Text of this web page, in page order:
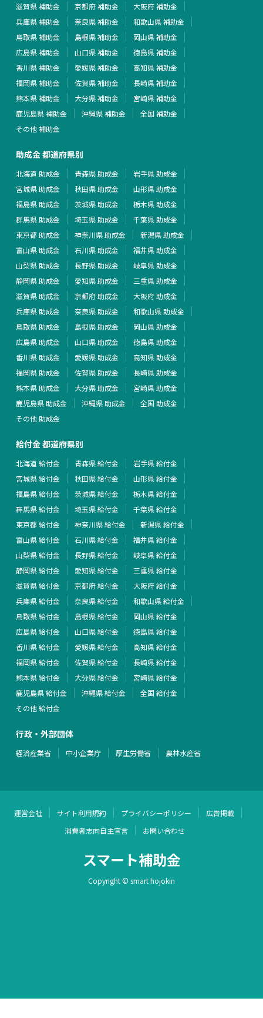
滋賀県 補助金
京都府 補助金
大阪府 補助金
兵庫県 補助金
奈良県 補助金
和歌山県 補助金
鳥取県 補助金
島根県 補助金
岡山県 補助金
広島県 補助金
山口県 補助金
徳島県 補助金
香川県 補助金
愛媛県 補助金
高知県 補助金
福岡県 補助金
佐賀県 補助金
長崎県 補助金
熊本県 補助金
大分県 補助金
宮崎県 補助金
鹿児島県 補助金
沖縄県 補助金
全国 補助金
その他 補助金
助成金 都道府県別
北海道 助成金 青森県 助成金
岩手県 助成金
宮城県 助成金
秋田県 助成金
山形県 助成金
福島県 助成金
茨城県 助成金
栃木県 助成金
群馬県 助成金
埼玉県 助成金
千葉県 助成金
東京都 助成金
神奈川県 助成金
新潟県 助成金
富山県 助成金
石川県 助成金
福井県 助成金
山梨県 助成金
長野県 助成金
岐阜県 助成金
静岡県 助成金
愛知県 助成金
三重県 助成金
滋賀県 助成金
京都府 助成金
大阪府 助成金
兵庫県 助成金
奈良県 助成金
和歌山県 助成金
鳥取県 助成金
島根県 助成金
岡山県 助成金
広島県 助成金
山口県 助成金
徳島県 助成金
香川県 助成金
愛媛県 助成金
高知県 助成金
福岡県 助成金
佐賀県 助成金
長崎県 助成金
熊本県 助成金
大分県 助成金
宮崎県 助成金
鹿児島県 助成金
沖縄県 助成金
全国 助成金
その他 助成金
給付金 都道府県別
北海道 給付金 青森県 給付金
岩手県 給付金
宮城県 給付金
秋田県 給付金
山形県 給付金
福島県 給付金
茨城県 給付金
栃木県 給付金
群馬県 給付金
埼玉県 給付金
千葉県 給付金
東京都 給付金
神奈川県 給付金
新潟県 給付金
富山県 給付金
石川県 給付金
福井県 給付金
山梨県 給付金
長野県 給付金
岐阜県 給付金
静岡県 給付金
愛知県 給付金
三重県 給付金
滋賀県 給付金
京都府 給付金
大阪府 給付金
兵庫県 給付金
奈良県 給付金
和歌山県 給付金
鳥取県 給付金
島根県 給付金
岡山県 給付金
広島県 給付金
山口県 給付金
徳島県 給付金
香川県 給付金
愛媛県 給付金
高知県 給付金
福岡県 給付金
佐賀県 給付金
長崎県 給付金
熊本県 給付金
大分県 給付金
宮崎県 給付金
鹿児島県 給付金
沖縄県 給付金
全国 給付金
その他 給付金
行政・外部団体
経済産業省 中小企業庁 厚生労働省 農林水産省
運営会社 サイト利用規約 プライバシーポリシー
広告掲載
消費者志向自主宣言
お問い合わせ
スマート補助金
Copyright © smart hojokin